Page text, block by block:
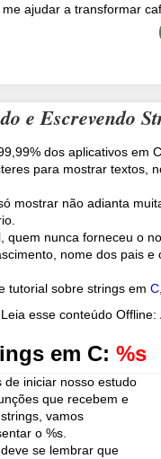
me ajudar a transformar
e Escrevendo
dos aplicativos em
para mostrar textos,
mostrar não adianta
quem nunca forneceu o
nome dos pais e
tutorial sobre strings em C
Leia esse conteúdo Offline:
em C: %s
de iniciar nosso estudo
que recebem e
vamos
o %s.
se lembrar que